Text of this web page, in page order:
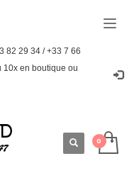
82 29 34 / +33 7 66
10x en boutique ou